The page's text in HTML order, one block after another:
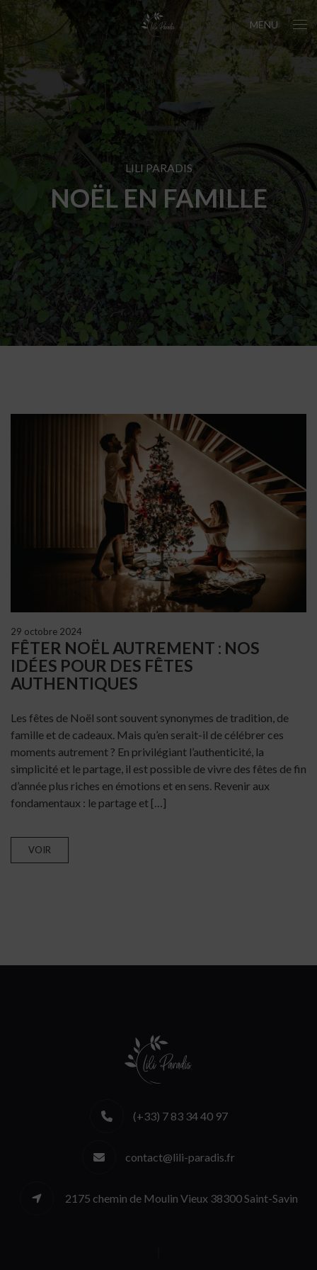
MENU
LILI PARADIS
NOËL EN FAMILLE
29 octobre 2024
FÊTER NOËL AUTREMENT : NOS
IDÉES POUR DES FÊTES
AUTHENTIQUES
Les fêtes de Noël sont souvent synonymes de tradition, de
famille et de cadeaux. Mais qu’en serait-il de célébrer ces
moments autrement ? En privilégiant l’authenticité, la
simplicité et le partage, il est possible de vivre des fêtes de fin
d’année plus riches en émotions et en sens. Revenir aux
fondamentaux : le partage et […]
VOIR
(+33) 7 83 34 40 97
contact@lili-paradis.fr
2175 chemin de Moulin Vieux 38300 Saint-Savin